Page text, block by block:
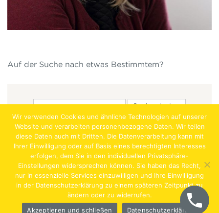
Auf der Suche nach etwas Bestimmtem?
Jobs Lehrstellen Impressum AGB Datenschutz
Hentschläger Bau GmbH – A-4222 Langenstein,
Wir verwenden Cookies und ähnliche Technologien auf unserer
Website und verarbeiten personenbezogene Daten. Wir teilen
diese Daten auch mit Dritten. Die Datenverarbeitung kann mit
Ihrer Einwilligung oder auf Basis eines berechtigten Interesses
erfolgen, dem Sie in den individuellen Privatsphäre-
Einstellungen widersprechen können. Sie haben das Recht,
nur in essenzielle Services einzuwilligen und Ihre Einwilligung
in der Datenschutzerklärung zu einem späteren Zeitpunkt zu
ändern oder zu widerrufen.
Akzeptieren und schließen
Datenschutzerklärung